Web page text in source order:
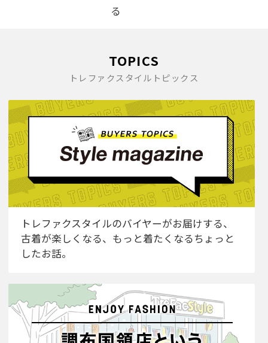
る
TOPICS
トレファクスタイルトピックス
トレファクスタイルのバイヤーがお届けする、
古着が楽しくなる、もっと着たくなるちょっと
したお話。